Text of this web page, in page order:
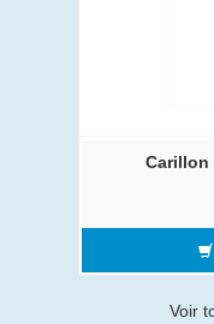
Carillon
Voir